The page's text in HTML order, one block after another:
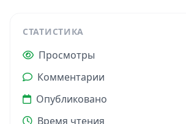
СТАТИСТИКА
Просмотры
Комментарии
Опубликовано
Время чтения